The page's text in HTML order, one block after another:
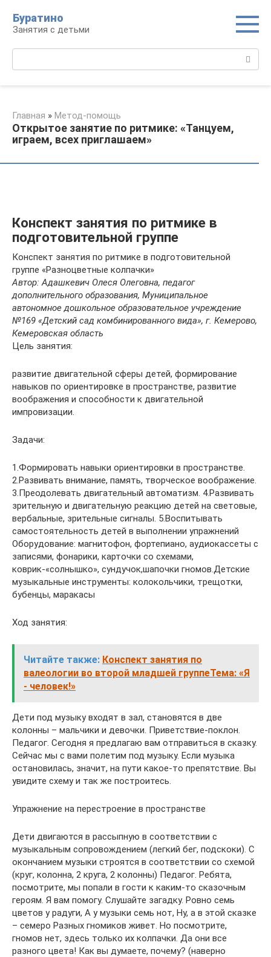
контенту
Буратино
Занятия с детьми
Главная » Метод-помощь
Открытое занятие по ритмике: «Танцуем,
играем, всех приглашаем»
Конспект занятия по ритмике в
подготовительной группе
Конспект занятия по ритмике в подготовительной
группе «Разноцветные колпачки»
Автор: Адашкевич Олеся Олеговна, педагог
дополнительного образования, Муниципальное
автономное дошкольное образовательное учреждение
№169 «Детский сад комбинированного вида», г. Кемерово,
Кемеровская область
Цель занятия:
развитие двигательной сферы детей, формирование
навыков по ориентировке в пространстве, развитие
воображения и способности к двигательной
импровизации.
Задачи:
1.Формировать навыки ориентировки в пространстве.
2.Развивать внимание, память, творческое воображение.
3.Преодолевать двигательный автоматизм. 4.Развивать
зрительную и двигательную реакцию детей на световые,
вербальные, зрительные сигналы. 5.Воспитывать
самостоятельность детей в выполнении упражнений
Оборудование: магнитофон, фортепиано, аудиокассеты с
записями, фонарики, карточки со схемами,
коврик-«солнышко», сундучок,шапочки гномов.Детские
музыкальные инструменты: колокольчики, трещотки,
бубенцы, маракасы
Ход занятия:
Читайте также: Конспект занятия по
валеологии во второй младшей группеТема: «Я
- человек!»
Дети под музыку входят в зал, становятся в две
колонны – мальчики и девочки. Приветствие-поклон.
Педагог. Сегодня я предлагаю вам отправиться в сказку.
Сейчас мы с вами полетим под музыку. Если музыка
остановилась, значит, на пути какое-то препятствие. Вы
увидите схему и так же построитесь.
Упражнение на перестроение в пространстве
Дети двигаются в рассыпную в соответствии с
музыкальным сопровождением (легкий бег, подскоки). С
окончанием музыки строятся в соответствии со схемой
(круг, колонна, 2 круга, 2 колонны) Педагог. Ребята,
посмотрите, мы попали в гости к каким-то сказочным
героям. Я вам помогу. Слушайте загадку. Ровно семь
цветов у радуги, А у музыки семь нот, Ну, а в этой сказке
– семеро Разных гномиков живет. Но посмотрите,
гномов нет, здесь только их колпачки. Да они все
разного цвета! Как вы думаете, почему? (наверно